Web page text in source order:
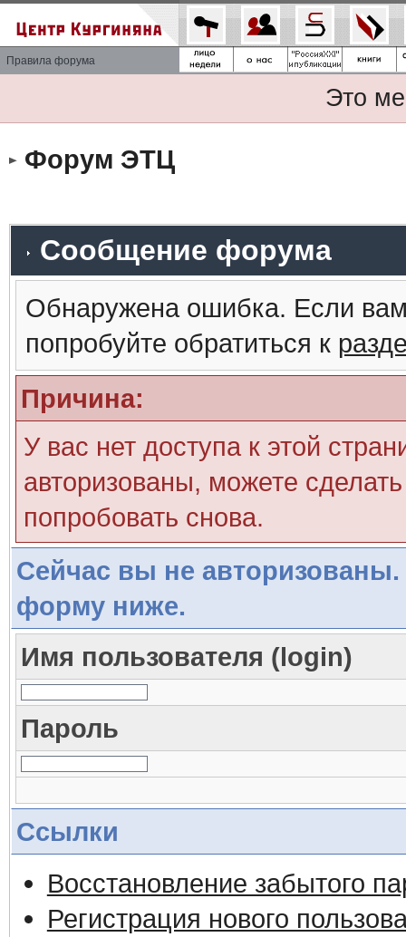
Правила форума
Это
Форум ЭТЦ
Сообщение форума
Обнаружена ошибка. Если
попробуйте обратиться к
Причина:
У вас нет доступа к этой
авторизованы, можете
попробовать снова.
Сейчас вы не авторизованы.
форму ниже.
Имя пользователя (login)
Пароль
Ссылки
Восстановление забытого
Регистрация нового